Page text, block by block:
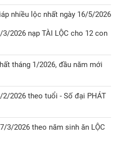
nhiều lộc nhất ngày 16/5/2026
2026 nạp TÀI LỘC cho 12 con
tháng 1/2026, đầu năm mới
2026 theo tuổi - Số đại PHÁT
3/2026 theo năm sinh ăn LỘC